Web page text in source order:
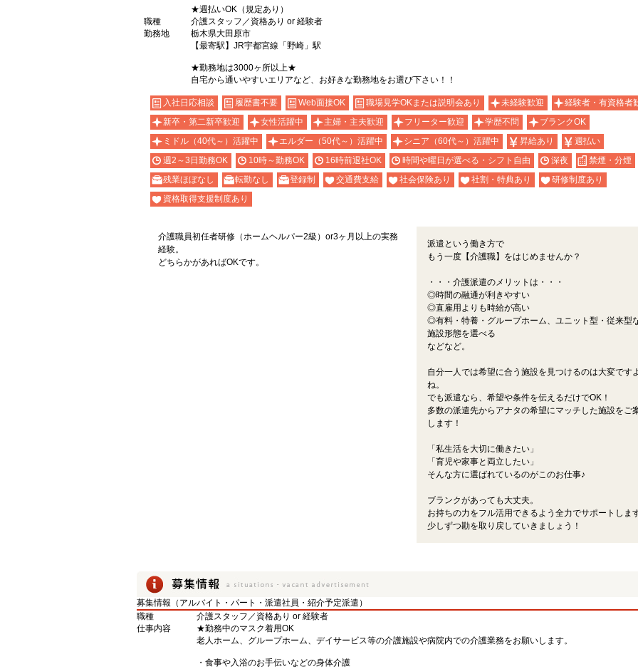
★週払いOK（規定あり）
職種
介護スタッフ／資格あり or 経験者
勤務地
栃木県大田原市
【最寄駅】JR宇都宮線「野崎」駅
★勤務地は3000ヶ所以上★
自宅から通いやすいエリアなど、お好きな勤務地をお選び下さい！！
入社日応相談 履歴書不要 Web面接OK 職場見学OKまたは説明会あり 未経験歓迎
経験者・有資格者
新卒・第二新卒歓迎
女性活躍中 主婦・主夫歓迎 フリーター歓迎 学歴不問
ブランクOK
ミドル（40代～）活躍中
エルダー（50代～）活躍中 シニア（60代～）活躍中 昇給あり
週払い
週2～3日勤務OK
10時～勤務OK 16時前退社OK 時間や曜日が選べる・シフト自由 深夜
禁煙・分煙
残業ほぼなし
転勤なし 登録制 交通費支給 社会保険あり 社割・特典あり
研修制度あり
資格取得支援制度あり
介護職員初任者研修（ホームヘルパー2級）or3ヶ月以上の実務
経験。
どちらかがあればOKです。
派遣という働き方で
もう一度【介護職】をはじめませんか？
・・・介護派遣のメリットは・・・
◎時間の融通が利きやすい
◎直雇用よりも時給が高い
◎有料・特養・グループホーム、ユニット型・従来型
施設形態を選べる
などなど。
自分一人では希望に合う施設を見つけるのは大変です
ね。
でも派遣なら、希望や条件を伝えるだけでOK！
多数の派遣先からアナタの希望にマッチした施設をご
します！
「私生活を大切に働きたい」
「育児や家事と両立したい」
そんな方に選ばれているのがこのお仕事♪
ブランクがあっても大丈夫。
お持ちの力をフル活用できるよう全力でサポートしま
少しずつ勘を取り戻していきましょう！
募集情報（アルバイト・パート・派遣社員・紹介予定派遣）
職種
介護スタッフ／資格あり or 経験者
仕事内容
★勤務中のマスク着用OK
老人ホーム、グループホーム、デイサービス等の介護施設や病院内での介護業務をお願いします。
・食事や入浴のお手伝いなどの身体介護